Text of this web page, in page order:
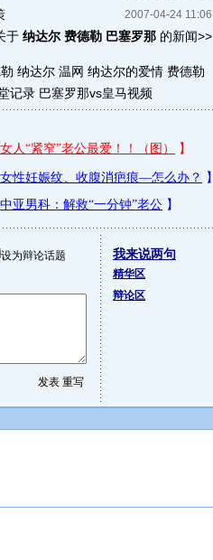
2007-04-24 11:06
于 纳达尔 费德勒 巴塞罗那的新闻>>
纳达尔 温网 纳达尔的爱情 费德勒
记录 巴塞罗那vs皇马视频
设为辩论话题 我来说两句
精华区
辩论区